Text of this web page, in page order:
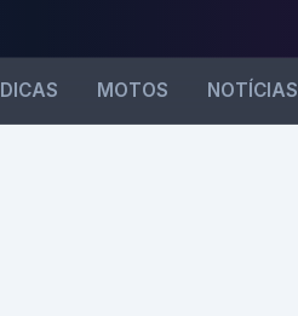
DICAS MOTOS NOTÍCIAS